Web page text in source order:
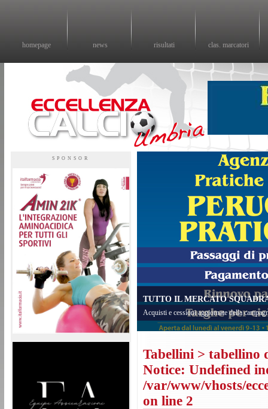
homepage news risultati clas. marcatori
SPONSOR
TUTTO IL MERCATO
Acquisti e cessioni aggiornate della
Tabellini > tabellino
Notice: Undefined
/var/www/vhosts/
on line 2